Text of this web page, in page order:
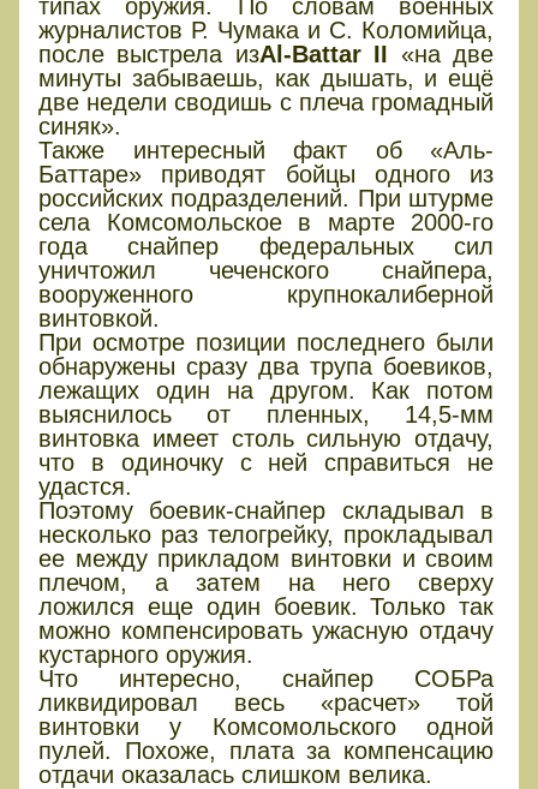
типах оружия. По словам военных
журналистов Р. Чумака и С. Коломийца,
после выстрела изAl-Battar II «на две
минуты забываешь, как дышать, и ещё
две недели сводишь с плеча громадный
синяк».
Также интересный факт об «Аль-
Баттаре» приводят бойцы одного из
российских подразделений. При штурме
села Комсомольское в марте 2000-го
года снайпер федеральных сил
уничтожил чеченского снайпера,
вооруженного крупнокалиберной
винтовкой.
При осмотре позиции последнего были
обнаружены сразу два трупа боевиков,
лежащих один на другом. Как потом
выяснилось от пленных, 14,5-мм
винтовка имеет столь сильную отдачу,
что в одиночку с ней справиться не
удастся.
Поэтому боевик-снайпер складывал в
несколько раз телогрейку, прокладывал
ее между прикладом винтовки и своим
плечом, а затем на него сверху
ложился еще один боевик. Только так
можно компенсировать ужасную отдачу
кустарного оружия.
Что интересно, снайпер СОБРа
ликвидировал весь «расчет» той
винтовки у Комсомольского одной
пулей. Похоже, плата за компенсацию
отдачи оказалась слишком велика.